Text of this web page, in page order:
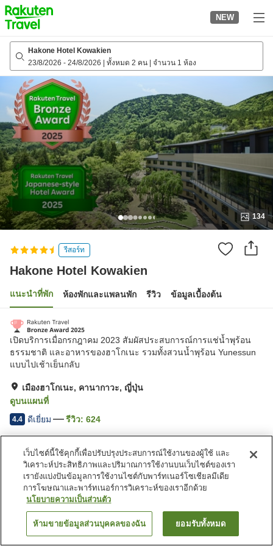
to
top
page
NEW
Hakone Hotel Kowakien
23/8/2026 - 24/8/2026 ทั้งหมด 2 คน จำนวน 1 ห้อง
134
รีสอร์ท
Hakone Hotel Kowakien
แนะนำที่พัก ห้องพักและแพลนพัก รีวิว ข้อมูลเบื้องต้น
เปิดบริการเมื่อกรกฎาคม 2023 สัมผัสประสบการณ์การแช่น้ำพุร้อน
ธรรมชาติ และอาหารของฮาโกเนะ รวมทั้งสวนน้ำพุร้อน Yunessun
แบบไปเช้าเย็นกลับ
เมืองฮาโกเนะ, คานากาวะ, ญี่ปุ่น
ดูบนแผนที่
4.4 ดีเยี่ยม รีวิว: 624
สิ่งอำนวยความสะดวกในที่พัก
ที่จอดรถ
ซาวน่า
สปา/บิวตี้ซาลอน
ร้านอาหาร
Hakone Hotel Kowakien
ค้นหาห้องพัก
เว็บไซต์นี้ใช้คุกกี้เพื่อปรับปรุงประสบการณ์ใช้งานของผู้ใช้ และ
วิเคราะห์ประสิทธิภาพและปริมาณการใช้งานบนเว็บไซต์ของเรา
เรายังแบ่งปันข้อมูลการใช้งานไซต์กับพาร์ทเนอร์โซเชียลมีเดีย
การโฆษณาและพาร์ทเนอร์การวิเคราะห์ของเราอีกด้วย
นโยบายความเป็นส่วนตัว
ห้ามขายข้อมูลส่วนบุคคลของฉัน ยอมรับทั้งหมด